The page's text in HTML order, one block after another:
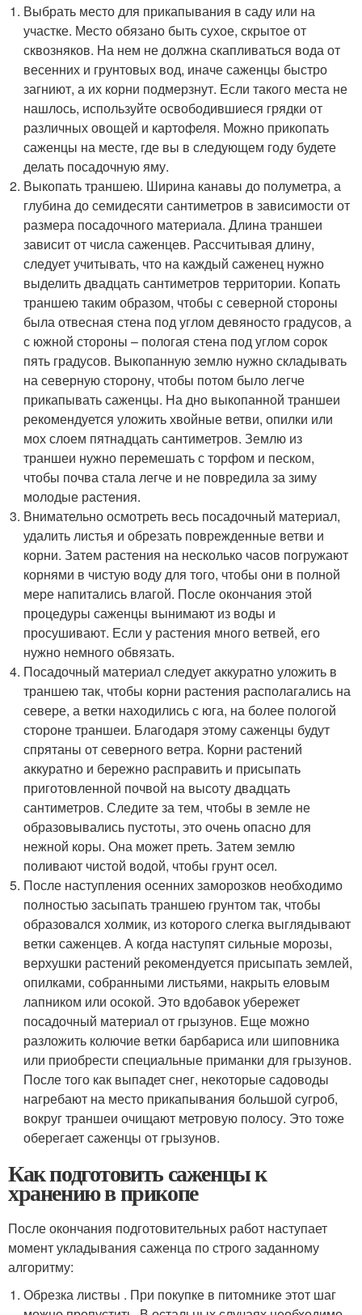
Выбрать место для прикапывания в саду или на
участке. Место обязано быть сухое, скрытое от
сквозняков. На нем не должна скапливаться вода от
весенних и грунтовых вод, иначе саженцы быстро
загниют, а их корни подмерзнут. Если такого места не
нашлось, используйте освободившиеся грядки от
различных овощей и картофеля. Можно прикопать
саженцы на месте, где вы в следующем году будете
делать посадочную яму.
Выкопать траншею. Ширина канавы до полуметра, а
глубина до семидесяти сантиметров в зависимости от
размера посадочного материала. Длина траншеи
зависит от числа саженцев. Рассчитывая длину,
следует учитывать, что на каждый саженец нужно
выделить двадцать сантиметров территории. Копать
траншею таким образом, чтобы с северной стороны
была отвесная стена под углом девяносто градусов, а
с южной стороны – пологая стена под углом сорок
пять градусов. Выкопанную землю нужно складывать
на северную сторону, чтобы потом было легче
прикапывать саженцы. На дно выкопанной траншеи
рекомендуется уложить хвойные ветви, опилки или
мох слоем пятнадцать сантиметров. Землю из
траншеи нужно перемешать с торфом и песком,
чтобы почва стала легче и не повредила за зиму
молодые растения.
Внимательно осмотреть весь посадочный материал,
удалить листья и обрезать поврежденные ветви и
корни. Затем растения на несколько часов погружают
корнями в чистую воду для того, чтобы они в полной
мере напитались влагой. После окончания этой
процедуры саженцы вынимают из воды и
просушивают. Если у растения много ветвей, его
нужно немного обвязать.
Посадочный материал следует аккуратно уложить в
траншею так, чтобы корни растения располагались на
севере, а ветки находились с юга, на более пологой
стороне траншеи. Благодаря этому саженцы будут
спрятаны от северного ветра. Корни растений
аккуратно и бережно расправить и присыпать
приготовленной почвой на высоту двадцать
сантиметров. Следите за тем, чтобы в земле не
образовывались пустоты, это очень опасно для
нежной коры. Она может преть. Затем землю
поливают чистой водой, чтобы грунт осел.
После наступления осенних заморозков необходимо
полностью засыпать траншею грунтом так, чтобы
образовался холмик, из которого слегка выглядывают
ветки саженцев. А когда наступят сильные морозы,
верхушки растений рекомендуется присыпать землей,
опилками, собранными листьями, накрыть еловым
лапником или осокой. Это вдобавок убережет
посадочный материал от грызунов. Еще можно
разложить колючие ветки барбариса или шиповника
или приобрести специальные приманки для грызунов.
После того как выпадет снег, некоторые садоводы
нагребают на место прикапывания большой сугроб,
вокруг траншеи очищают метровую полосу. Это тоже
оберегает саженцы от грызунов.
Как подготовить саженцы к
хранению в прикопе
После окончания подготовительных работ наступает
момент укладывания саженца по строго заданному
алгоритму:
Обрезка листвы . При покупке в питомнике этот шаг